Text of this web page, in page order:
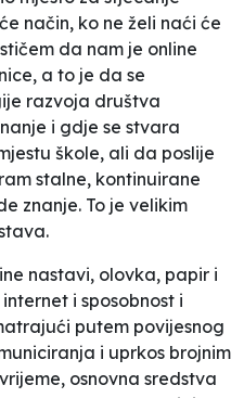
način, ko ne želi naći će
da nam je online
a to je da se
razvoja društva
i gdje se stvara
škole, ali da poslije
stalne, kontinuirane
znanje. To je velikim
nastavi, olovka, papir i
i sposobnost i
putem povijesnog
i uprkos brojnim
osnovna sredstva